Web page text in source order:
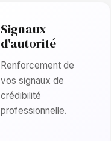
Signaux
d'autorité
Renforcement de
vos signaux de
crédibilité
professionnelle.